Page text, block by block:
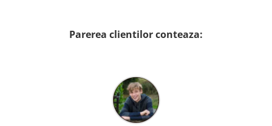
Parerea clientilor conteaza: